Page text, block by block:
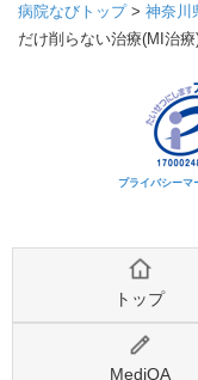
病院なびトップ> 神奈川
だけ削らない治療(MI治療
プライバシーマ
トップ
MediQA